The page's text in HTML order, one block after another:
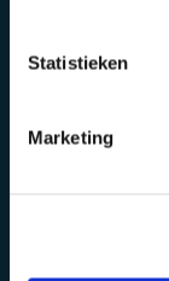
Statistieken
Marketing